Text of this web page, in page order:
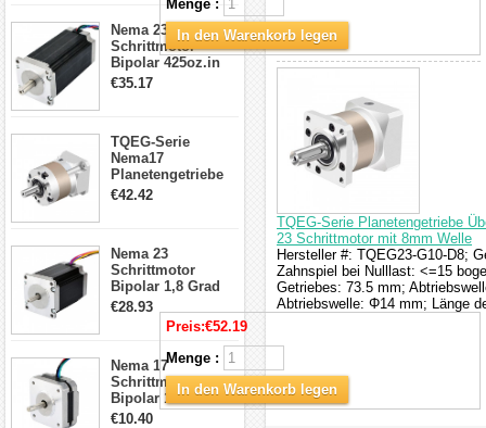
Nema 23
Schrittmotor
Bipolar 425oz.in
4.2A 57x57x114mm
€35.17
TQEG-Serie
Nema17
Planetengetriebe
5:1 Spiel 15Arc-
€42.42
Nema 23
Schrittmotor
Bipolar 1,8 Grad
2,83Nm 4 A 2,26V
CNC Hybrid-
Schrittmotor mit 8
Anschlüssen
€28.93
Nema 17
Schrittmotor
Bipolar 1.8 Grad
8.7Ncm 1A 3.5V 4
€10.40
Menge :
In den Warenkorb legen
TQEG-Serie Planetengetriebe
23 Schrittmotor mit 8mm Welle
Hersteller #: TQEG23-G10-D8;
Zahnspiel bei Nulllast: <=15
Getriebes: 73.5 mm;
Abtriebswelle: Φ14 mm; Länge
Preis:€52.19
Menge :
In den Warenkorb legen